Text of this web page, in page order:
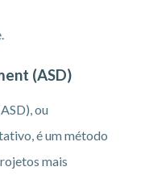
(ASD)
ou
é um método
mais